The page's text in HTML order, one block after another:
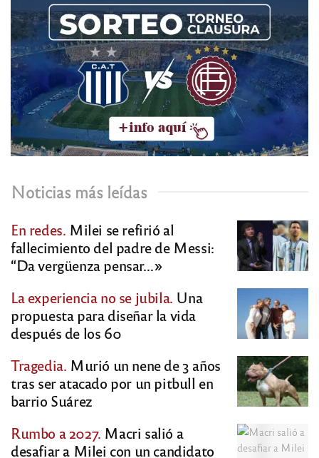
Noticias más leídas
En redes. Milei se refirió al
fallecimiento del padre de Messi:
“Da vergüenza pensar…»
La experiencia no se jubila. Una
propuesta para diseñar la vida
después de los 60
Tragedia. Murió un nene de 3 años
tras ser atacado por un pitbull en
barrio Suárez
Rumbo a 2027. Macri salió a
desafiar a Milei con un candidato